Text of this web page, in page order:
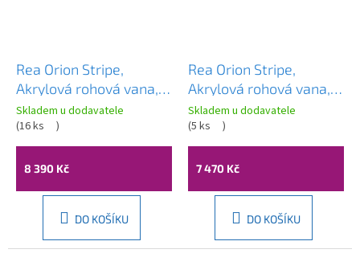
Rea Orion Stripe,
Akrylová rohová vana,
levá, 170cm, REA-
W0073
Skladem u dodavatele
(16 ks )
8 390 Kč
DO KOŠÍKU
Rea Orion Stripe,
Akrylová rohová vana,
levá, 150cm, REA-
W0071
Skladem u dodavatele
(5 ks )
7 470 Kč
DO KOŠÍKU